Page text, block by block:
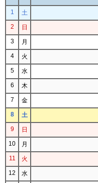
1
土
2
日
3
月
4
火
5
水
6
木
7
金
8
土
9
日
10
月
11
火
12
水